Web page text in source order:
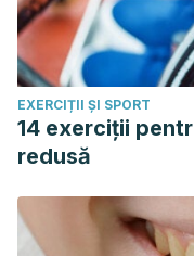
EXERCIȚII ȘI SPORT
14 exerciții
redusă